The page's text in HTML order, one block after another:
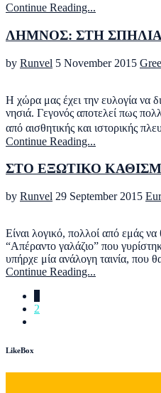
Continue Reading...
ΛΗΜΝΟΣ: ΣΤΗ
by Runvel 5 November 2015
H χώρα μας έχει την ευλογία να
νησιά. Γεγονός αποτελεί πως
από αισθητικής και ιστορικής
Continue Reading...
ΣΤΟ ΕΞΩΤΙΚΟ
by Runvel 29 September 2015
Είναι λογικό, πολλοί από εμάς να
“Απέραντο γαλάζιο” που
υπήρχε μία ανάλογη ταινία, που
Continue Reading...
2
LikeBox